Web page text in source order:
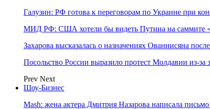
Галузин: РФ готова к переговорам по Украине при
МИД РФ: США хотели бы видеть Путина на саммите
Захарова высказалась о назначениях Ованнисяна
Посольство России выразило протест Молдавии из-за
Prev Next
Шоу-Бизнес
Mash: жена актера Дмитрия Назарова написала